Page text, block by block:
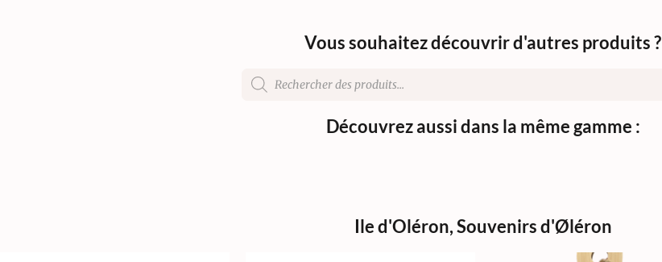
Vous souhaitez découvrir d'autres produits ?
Découvrez aussi dans la même gamme :
Ile d'Oléron,Souvenirs d'Øléron